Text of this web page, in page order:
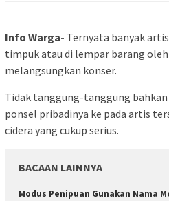
Info Warga- Ternyata banyak
timpuk atau di lempar barang
melangsungkan konser.
Tidak tanggung-tanggung
ponsel pribadinya ke pada artis
cidera yang cukup serius.
BACAAN LAINNYA
Modus Penipuan Gunakan Nama